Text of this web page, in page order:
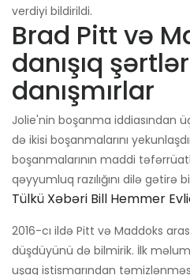
verdiyi bildirildi.
Brad Pitt və
danışıq
danışmırlar
Jolie'nin boşanma iddiasından
də ikisi boşanmalarını
boşanmalarının maddi
qəyyumluq razılığını dilə gətirə
Tülkü Xəbəri Bill Hemmer
2016-cı ildə Pitt və Maddoks
düşdüyünü də bilmirik. İlk
uşaq istismarından